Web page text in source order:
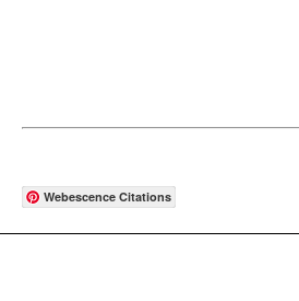
Webescence Citations